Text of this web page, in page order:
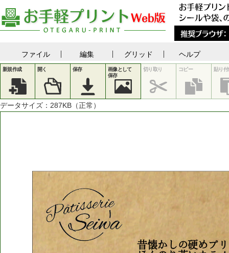
ファイル 編集 グリッド ヘルプ
新規作成 開く 保存
画像として
保存
切り取り コピー 貼り付
データサイズ： 287KB（正常）
昔懐かしの硬めプ